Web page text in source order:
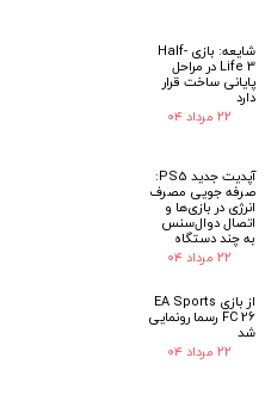
شایعه: بازی Half-
Life 3 در مراحل
پایانی ساخت قرار
دارد
۲۲ مرداد ۰۴
آپدیت جدید PS5:
صرفه جویی مصرف
انرژی در بازی‌ها و
اتصال دوال‌سنس
به چند دستگاه
۲۲ مرداد ۰۴
از بازی EA Sports
FC 26 رسما رونمایی
شد
۲۲ مرداد ۰۴